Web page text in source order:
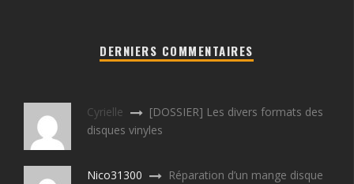
DERNIERS COMMENTAIRES
Cyrielle
[DOSSIER] Les divers formats des
disques vinyles
Nico31300
Réparation d’un mange disque